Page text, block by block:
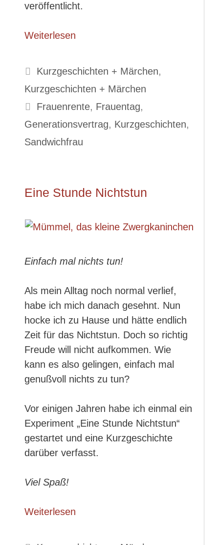
veröffentlicht.
Weiterlesen
Kategorien
Kurzgeschichten + Märchen,
Kurzgeschichten + Märchen
Schlagwörter
Frauenrente, Frauentag,
Generationsvertrag, Kurzgeschichten,
Sandwichfrau
Eine Stunde Nichtstun
Einfach mal nichts tun!
Als mein Alltag noch normal verlief,
habe ich mich danach gesehnt. Nun
hocke ich zu Hause und hätte endlich
Zeit für das Nichtstun. Doch so richtig
Freude will nicht aufkommen. Wie
kann es also gelingen, einfach mal
genußvoll nichts zu tun?
Vor einigen Jahren habe ich einmal ein
Experiment „Eine Stunde Nichtstun“
gestartet und eine Kurzgeschichte
darüber verfasst.
Viel Spaß!
Weiterlesen